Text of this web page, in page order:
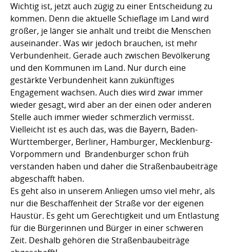
Wichtig ist, jetzt auch zügig zu einer Entscheidung zu
kommen. Denn die aktuelle Schieflage im Land wird
größer, je länger sie anhält und treibt die Menschen
auseinander. Was wir jedoch brauchen, ist mehr
Verbundenheit. Gerade auch zwischen Bevölkerung
und den Kommunen im Land. Nur durch eine
gestärkte Verbundenheit kann zukünftiges
Engagement wachsen. Auch dies wird zwar immer
wieder gesagt, wird aber an der einen oder anderen
Stelle auch immer wieder schmerzlich vermisst.
Vielleicht ist es auch das, was die Bayern, Baden-
Württemberger, Berliner, Hamburger, Mecklenburg-
Vorpommern und Brandenburger schon früh
verstanden haben und daher die Straßenbaubeiträge
abgeschafft haben.
Es geht also in unserem Anliegen umso viel mehr, als
nur die Beschaffenheit der Straße vor der eigenen
Haustür. Es geht um Gerechtigkeit und um Entlastung
für die Bürgerinnen und Bürger in einer schweren
Zeit. Deshalb gehören die Straßenbaubeiträge